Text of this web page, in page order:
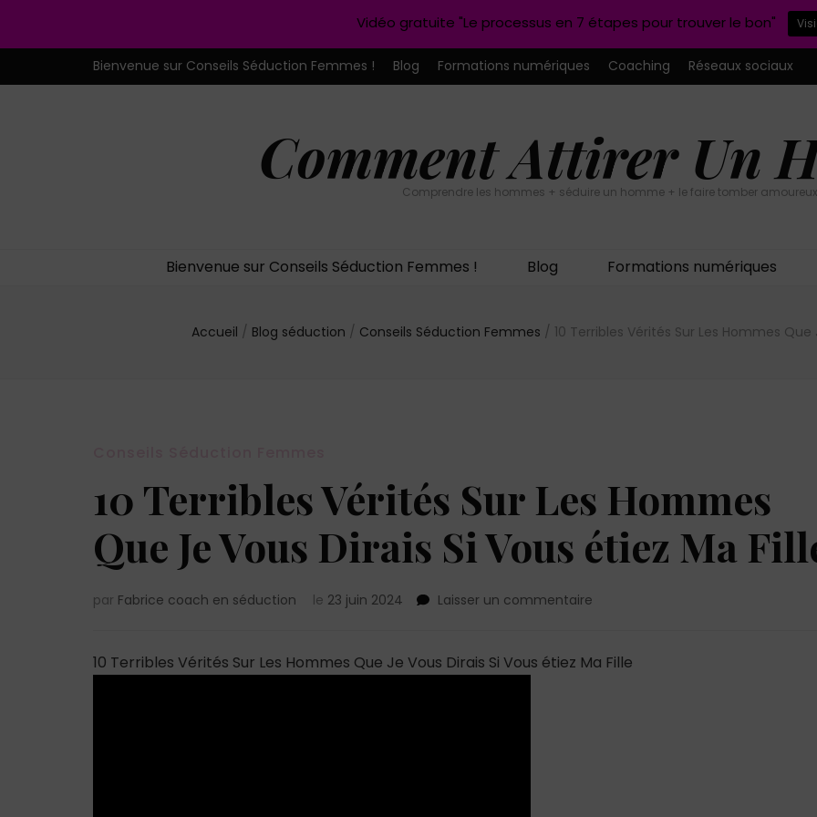
Bienvenue sur Conseils Séduction Femmes ! Blog Formations numériques Coaching Réseaux sociaux
Comment Attirer Un
Comprendre les hommes + séduire un homme + le faire tomber
Bienvenue sur Conseils Séduction Femmes ! Blog Formations numériques
Accueil / Blog séduction / Conseils Séduction Femmes / 10 Terribles Vérités Sur Les Hommes
10 Terribles Vérités Sur Les Hommes
Que Je Vous Dirais Si Vous étiez Ma
par Fabrice coach en séduction le 23 juin 2024 Laisser un commentaire
Vérités
10 Terribles Vérités Sur Les Hommes Que Je Vous Dirais Si Vous étiez Ma Fille
Vidéo gratuite "Le processus en 7 étapes pour trouver le bon"